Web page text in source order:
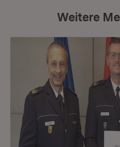
Weitere